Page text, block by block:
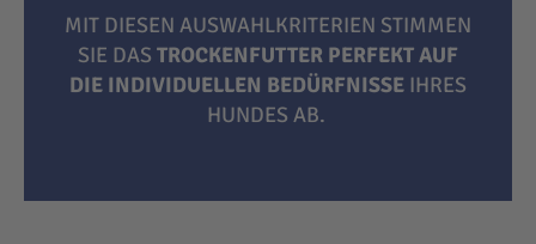
MIT DIESEN AUSWAHLKRITERIEN STIMMEN
SIE DAS TROCKENFUTTER PERFEKT AUF
DIE INDIVIDUELLEN BEDÜRFNISSE IHRES
HUNDES AB.